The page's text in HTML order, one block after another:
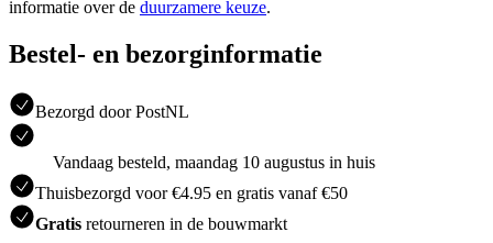
informatie over de duurzamere keuze.
Bestel- en bezorginformatie
Bezorgd door PostNL
Vandaag besteld, maandag 10 augustus in huis
Thuisbezorgd voor €4.95 en gratis vanaf €50
Gratis retourneren in de bouwmarkt